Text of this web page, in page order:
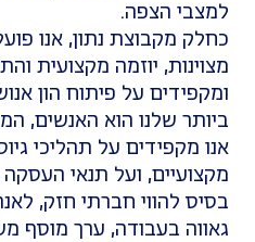
הצפה.
מקבוצת נתון, אנו פועלים
יוזמה מקצועית
על פיתוח הון אנושי
שלנו הוא האנשים, המנהלים
על תהליכי גיוס,
ועל תנאי העסקה
להווי חברתי חזק, לאנרגיות
בעבודה, ערך מוסף